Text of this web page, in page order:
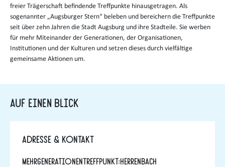
freier Trägerschaft befindende Treffpunkte hinausgetragen. Als
sogenannter „Augsburger Stern“ beleben und bereichern die Treffpunkte
seit über zehn Jahren die Stadt Augsburg und ihre Stadteile. Sie werben
für mehr Miteinander der Generationen, der Organisationen,
Institutionen und der Kulturen und setzen dieses durch vielfältige
gemeinsame Aktionen um.
Auf einen Blick
Adresse & Kontakt
MehrGenerationenTreffpunkt:Herrenbach